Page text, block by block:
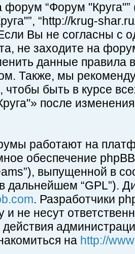
форум “Форум
“http://krug-
Вы не согласны с
не заходите на
данные правила
Также, мы
чтобы быть в курсе
после
работают на
обеспечение
выпущенной в
дальнейшем “GPL”).
. Разработчики
и не несут
на http://